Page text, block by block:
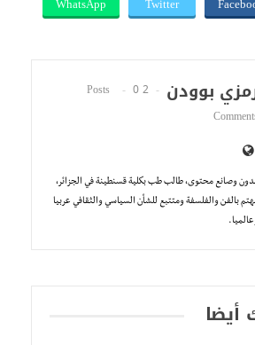
بوودن 2 Posts
0
وصانع محتوى، طالب طب بكلية قسنطينة في الجزائر،
بالفن والفلسفة ومتتبع للشأن السياسي والثقافي عربيا
أيضا